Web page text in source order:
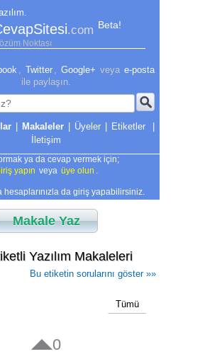
.com Beta!
Noktası
Twitter Google+ veya e-posta
ile paylaşın.
| Makaleler | Üyeler | Etiketler
|
İletişim
ya da cevap vermek için;
yapın veya üye olun
hesaplarınızla da giriş yapabilirsiniz.
Makale Yaz
Yazılım Makaleleri
Bu etiketin sorularını göster »»
Tümü
0